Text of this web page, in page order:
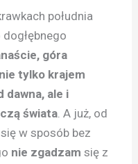
południa
góra
tylko krajem
dawna, ale i
świata. A już, od
w sposób bez
nie zgadzamsię z